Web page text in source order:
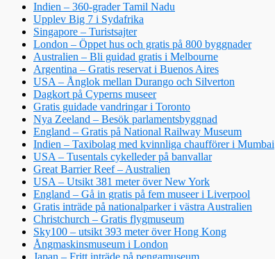
Indien – 360-grader Tamil Nadu
Upplev Big 7 i Sydafrika
Singapore – Turistsajter
London – Öppet hus och gratis på 800 byggnader
Australien – Bli guidad gratis i Melbourne
Argentina – Gratis reservat i Buenos Aires
USA – Ånglok mellan Durango och Silverton
Dagkort på Cyperns museer
Gratis guidade vandringar i Toronto
Nya Zeeland – Besök parlamentsbyggnad
England – Gratis på National Railway Museum
Indien – Taxibolag med kvinnliga chaufförer i Mumbai
USA – Tusentals cykelleder på banvallar
Great Barrier Reef – Australien
USA – Utsikt 381 meter över New York
England – Gå in gratis på fem museer i Liverpool
Gratis inträde på nationalparker i västra Australien
Christchurch – Gratis flygmuseum
Sky100 – utsikt 393 meter över Hong Kong
Ångmaskinsmuseum i London